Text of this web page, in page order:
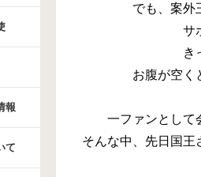
報
て
でも、案外
サ
き
お腹が空く
一ファンとして
そんな中、先日国王